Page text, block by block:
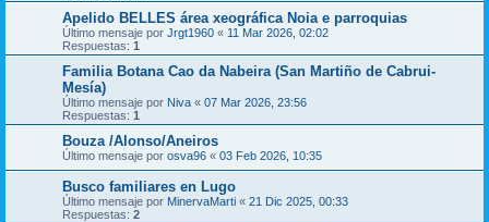
Apelido BELLES área xeográfica Noia e parroquias
Último mensaje por Jrgt1960 « 11 Mar 2026, 02:02
Respuestas: 1
Familia Botana Cao da Nabeira (San Martiño de Cabrui-
Mesía)
Último mensaje por Niva « 07 Mar 2026, 23:56
Respuestas: 1
Bouza /Alonso/Aneiros
Último mensaje por osva96 « 03 Feb 2026, 10:35
Busco familiares en Lugo
Último mensaje por MinervaMarti « 21 Dic 2025, 00:33
Respuestas: 2